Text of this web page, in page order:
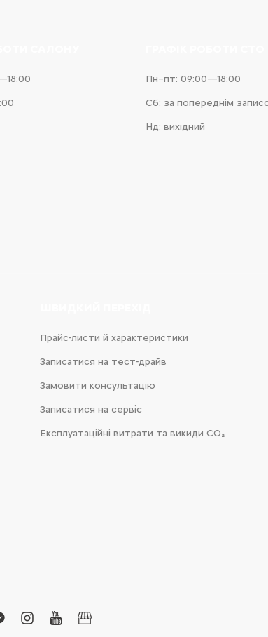
Пн–пт: 09:00—18:00
Сб: за попереднім
Нд: вихідний
Прайс-листи й характеристики
Записатися на тест-драйв
Замовити консультацію
Записатися на сервіс
Експлуатаційні витрати та викиди CO₂
instagram
youtubebusiness